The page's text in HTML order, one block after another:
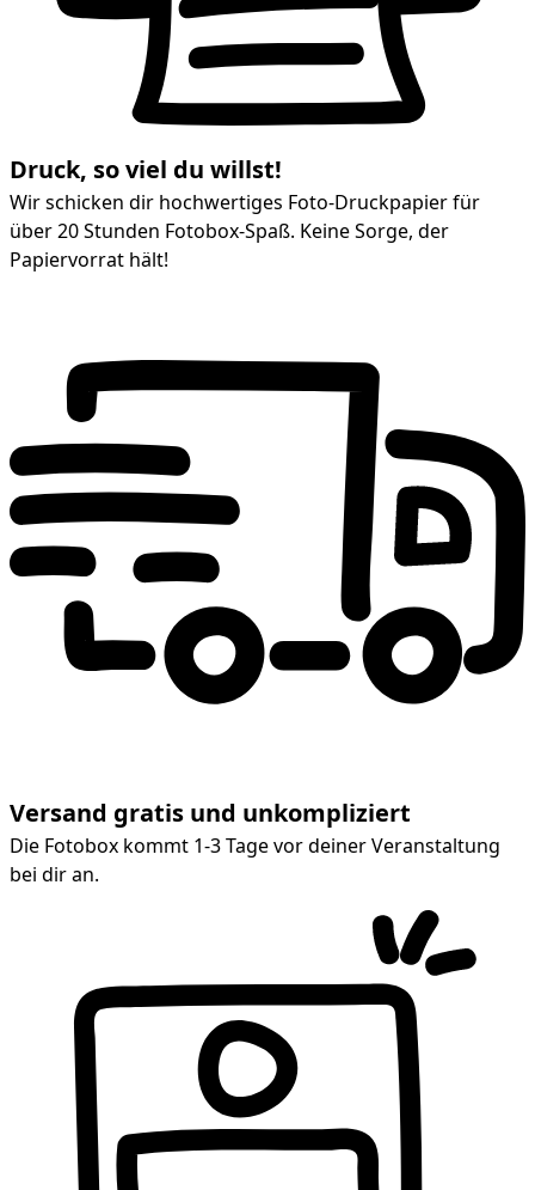
Druck, so viel du willst!
Wir schicken dir hochwertiges Foto-Druckpapier für
über 20 Stunden Fotobox-Spaß. Keine Sorge, der
Papiervorrat hält!
Versand gratis und unkompliziert
Die Fotobox kommt 1-3 Tage vor deiner Veranstaltung
bei dir an.